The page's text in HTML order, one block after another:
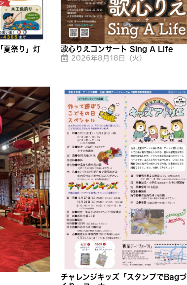
夏祭り」灯
歌心りえコンサート Sing A Life
2026年8月18日（火）
チャレンジキッズ「スタンプでBagづ